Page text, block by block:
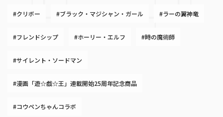
#クリボー #ブラック・マジシャン・ガール #ラーの翼神竜
#フレンドシップ #ホーリー・エルフ #時の魔術師
#サイレント・ソードマン
#漫画「遊☆戯☆王」連載開始25周年記念商品
#コウペンちゃんコラボ